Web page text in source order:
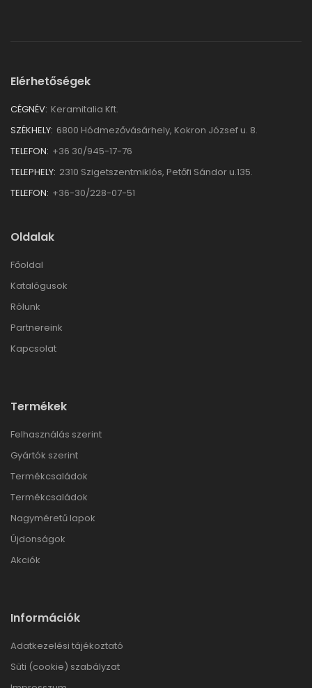
Elérhetőségek
CÉGNÉV: Keramitalia Kft.
SZÉKHELY: 6800 Hódmezővásárhely, Kokron József u. 8.
TELEFON: +36 30/945-17-76
TELEPHELY: 2310 Szigetszentmiklós, Petőfi Sándor u.135.
TELEFON: +36-30/228-07-51
Oldalak
Főoldal
Katalógusok
Rólunk
Partnereink
Kapcsolat
Termékek
Felhasználás szerint
Gyártók szerint
Termékcsaládok
Termékcsaládok
Nagyméretű lapok
Újdonságok
Akciók
Információk
Adatkezelési tájékoztató
Süti (cookie) szabályzat